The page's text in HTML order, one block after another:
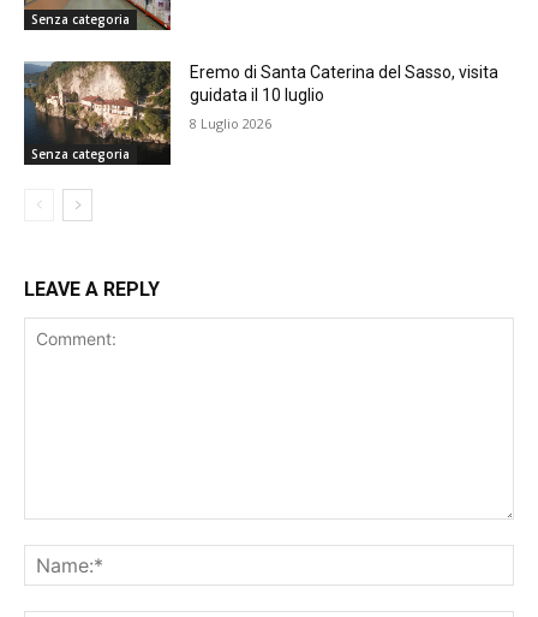
Senza categoria
Senza categoria
Eremo di Santa Caterina del Sasso, visita
guidata il 10 luglio
8 Luglio 2026
LEAVE A REPLY